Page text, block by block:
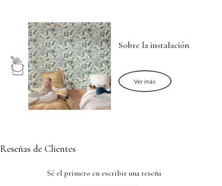
Sobre la instalación
Ver más
Reseñas de Clientes
Sé el primero en escribir una reseña